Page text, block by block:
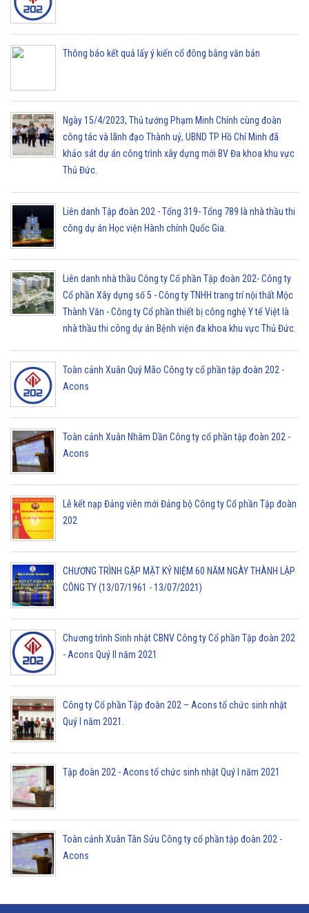
Thông báo kết quả lấy ý kiến cổ đông bằng văn bản
Ngày 15/4/2023, Thủ tướng Phạm Minh Chính cùng đoàn
công tác và lãnh đạo Thành uỷ, UBND TP Hồ Chí Minh đã
khảo sát dự án công trình xây dựng mới BV Đa khoa khu vực
Thủ Đức.
Liên danh Tập đoàn 202 - Tổng 319- Tổng 789 là nhà thầu thi
công dự án Học viện Hành chính Quốc Gia.
Liên danh nhà thầu Công ty Cổ phần Tập đoàn 202- Công ty
Cổ phần Xây dựng số 5 - Công ty TNHH trang trí nội thất Mộc
Thành Văn - Công ty Cổ phần thiết bị công nghệ Y tế Việt là
nhà thầu thi công dự án Bệnh viện đa khoa khu vực Thủ Đức.
Toàn cảnh Xuân Quý Mão Công ty cổ phần tập đoàn 202 -
Acons
Toàn cảnh Xuân Nhâm Dần Công ty cổ phần tập đoàn 202 -
Acons
Lễ kết nạp Đảng viên mới Đảng bộ Công ty Cổ phần Tập đoàn
202
CHƯƠNG TRÌNH GẶP MẶT KỶ NIỆM 60 NĂM NGÀY THÀNH LẬP
CÔNG TY (13/07/1961 - 13/07/2021)
Chương trình Sinh nhật CBNV Công ty Cổ phần Tập đoàn 202
- Acons Quý II năm 2021
Công ty Cổ phần Tập đoàn 202 – Acons tổ chức sinh nhật
Quý I năm 2021.
Tập đoàn 202 - Acons tổ chức sinh nhật Quý I năm 2021
Toàn cảnh Xuân Tân Sửu Công ty cổ phần tập đoàn 202 -
Acons